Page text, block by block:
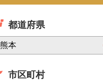
都道府県
市区町村